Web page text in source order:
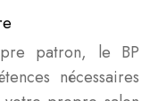
patron, le BP
nécessaires